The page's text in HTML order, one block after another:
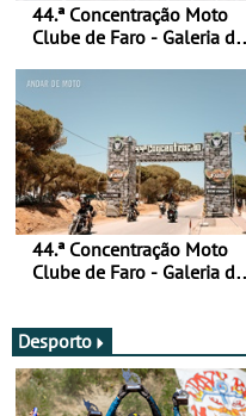
44.ª Concentração Moto
Clube de Faro - Galeria de
44.ª Concentração Moto
Clube de Faro - Galeria de
Desporto